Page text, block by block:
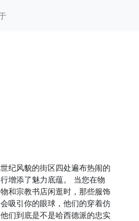
纪风貌的街区四处遍布热闹的
增添了魅力底蕴。 当您在物
和宗教书店闲逛时，那些服饰
吸引你的眼球，他们的穿着仿
们到底是不是哈西德派的忠实